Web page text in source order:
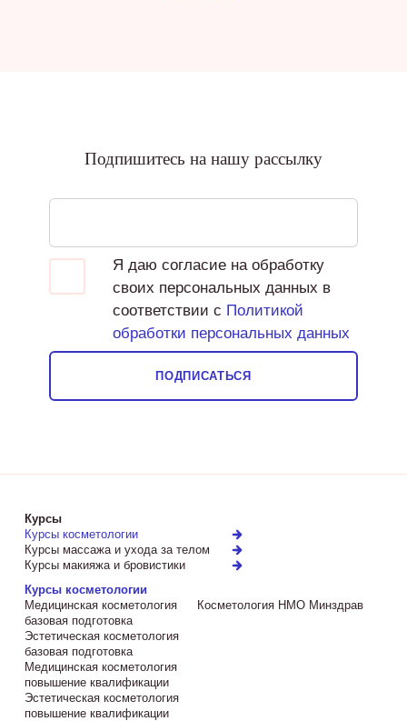
Подпишитесь на нашу рассылку
Я даю согласие на обработку
своих персональных данных в
соответствии с Политикой
обработки персональных данных
ПОДПИСАТЬСЯ
Курсы
Курсы косметологии
Курсы массажа и ухода за телом
Курсы макияжа и бровистики
Курсы косметологии
Медицинская косметология
базовая подготовка
Эстетическая косметология
базовая подготовка
Медицинская косметология
повышение квалификации
Эстетическая косметология
повышение квалификации
Косметология НМО Минздрав